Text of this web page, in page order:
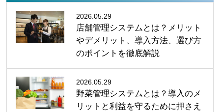
2026.05.29
店舗管理システムとは？メリット
やデメリット、導入方法、選び方
のポイントを徹底解説
2026.05.29
野菜管理システムとは？導入のメ
リットと利益を守るために押さえ